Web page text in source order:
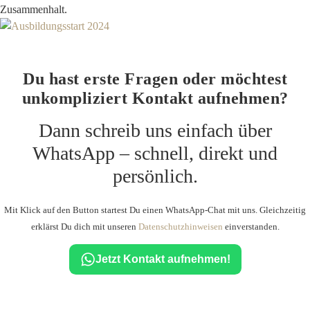
Zusammenhalt.
Du hast erste Fragen oder möchtest
unkompliziert Kontakt aufnehmen?
Dann schreib uns einfach über
WhatsApp – schnell, direkt und
persönlich.
Mit Klick auf den Button startest Du einen WhatsApp-Chat mit uns. Gleichzeitig
erklärst Du dich mit unseren Datenschutzhinweisen einverstanden.
Jetzt Kontakt aufnehmen!